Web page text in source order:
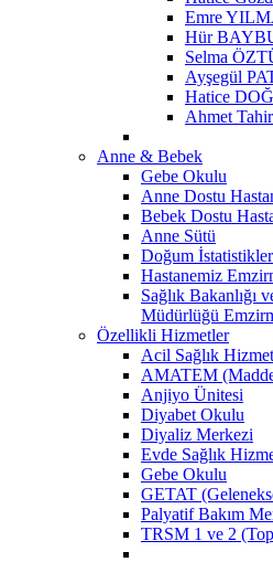
Emre
Hür
Selma
Ayşegül
Hatice
Ahmet
Anne & Bebek
Gebe Okulu
Anne Dostu
Bebek Dostu
Anne Sütü
Doğum
Hastanemiz
Sağlık Bakanlığı
Müdürlüğü
Özellikli Hizmetler
Acil Sağlık
AMATEM (Madde
Anjiyo Ünitesi
Diyabet Okulu
Diyaliz Merkezi
Evde Sağlık
Gebe Okulu
GETAT
Palyatif Bakım
TRSM 1 ve 2